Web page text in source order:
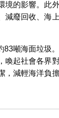
境的影響。此
減廢回收、海
噸海面垃圾
喚起社會各界
，減輕海洋負